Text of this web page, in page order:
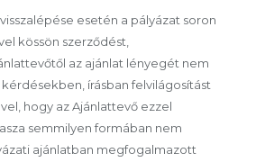
esetén a pályázat soron
kössön szerződést,
az ajánlat lényegét nem
írásban felvilágosítást
hogy az Ajánlattevő ezzel
semmilyen formában nem
ajánlatban megfogalmazott